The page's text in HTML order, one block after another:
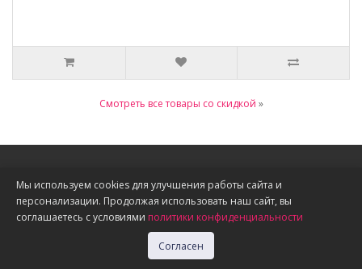
Смотреть все товары со скидкой »
Информация
О нас
Доставка, оплата, скидки
Политика конфиденциальности
Мы используем cookies для улучшения работы сайта и
персонализации. Продолжая использовать наш сайт, вы
соглашаетесь с условиями политики конфиденциальности
Согласен